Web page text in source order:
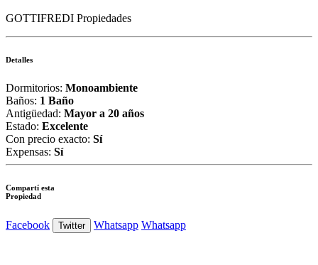
GOTTIFREDI Propiedades
Detalles
Dormitorios: Monoambiente
Baños: 1 Baño
Antigüedad: Mayor a 20 años
Estado: Excelente
Con precio exacto: Sí
Expensas: Sí
Compartí esta
Propiedad
Facebook Twitter Whatsapp Whatsapp